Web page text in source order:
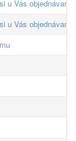
u Vás
u Vás